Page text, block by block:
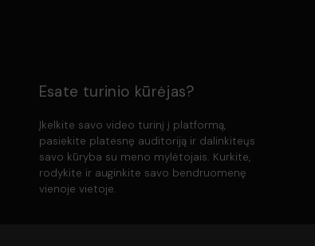
Esate turinio kūrėjas?
Įkelkite savo video turinį į platformą,
pasiekite platesnę auditoriją ir dalinkiteųs
savo kūryba su meno mylėtojais. Kurkite,
rodykite ir auginkite savo bendruomenę
vienoje vietoje.